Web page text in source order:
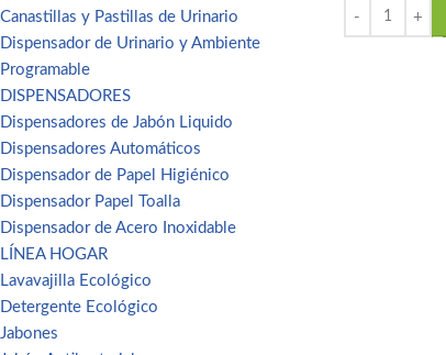
Canastillas y Pastillas de Urinario
Dispensador de Urinario y Ambiente
Programable
DISPENSADORES
Dispensadores de Jabón Liquido
Dispensadores Automáticos
Dispensador de Papel Higiénico
Dispensador Papel Toalla
Dispensador de Acero Inoxidable
LÍNEA HOGAR
Lavavajilla Ecológico
Detergente Ecológico
Jabones